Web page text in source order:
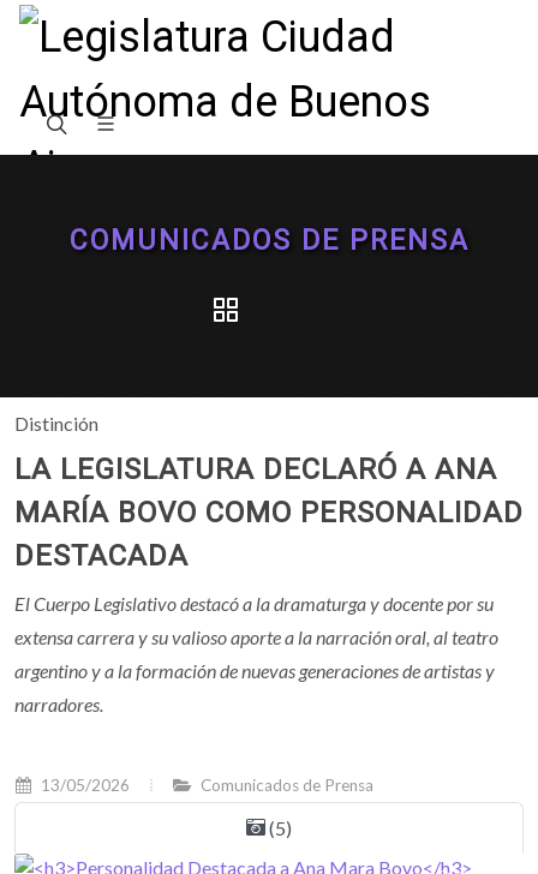
COMUNICADOS DE PRENSA
Distinción
LA LEGISLATURA DECLARÓ A ANA
MARÍA BOVO COMO PERSONALIDAD
DESTACADA
El Cuerpo Legislativo destacó a la dramaturga y docente por su
extensa carrera y su valioso aporte a la narración oral, al teatro
argentino y a la formación de nuevas generaciones de artistas y
narradores.
13/05/2026 Comunicados de Prensa
(5)